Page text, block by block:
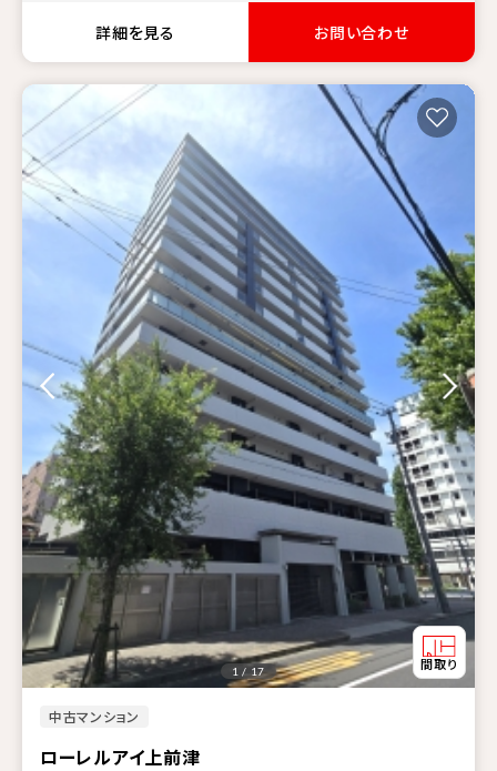
詳細を見る お問い合わせ
中古マンション
ローレルアイ上前津
1 / 17